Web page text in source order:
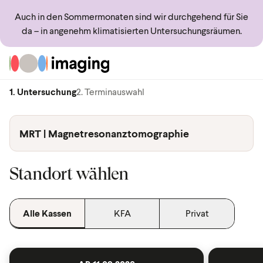
Auch in den Sommermonaten sind wir durchgehend für Sie
da – in angenehm klimatisierten Untersuchungsräumen.
Zur Startseite
1. Untersuchung2. Terminauswahl
MRT | Magnetresonanztomographie
Standort wählen
Alle Kassen KFA Privat